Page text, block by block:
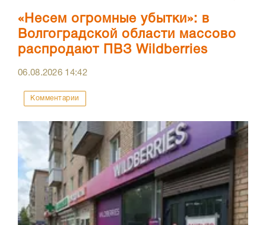
«Несем огромные убытки»: в
Волгоградской области массово
распродают ПВЗ Wildberries
06.08.2026 14:42
Комментарии